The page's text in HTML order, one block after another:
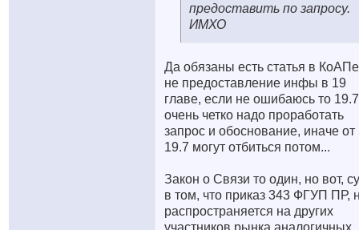
предоставить по запросу.
ИМХО
Да обязаны есть статья в
не предоставление инфы в 19
главе, если не ошибаюсь то
очень четко надо проработать
запрос и обоснование, иначе от
19.7 могут отбиться потом...
Закон о Связи то один, но вот,
в том, что приказ 343 ФГУП ПР,
распространяется на других
участников рынка аналогичных